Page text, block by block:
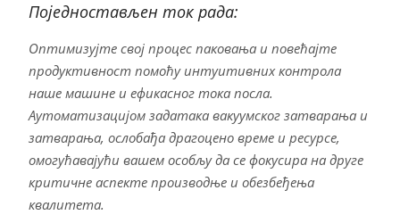
Поједностављен ток рада:
Оптимизујте свој процес паковања и повећајте
продуктивност помоћу интуитивних контрола
наше машине и ефикасног тока посла.
Аутоматизацијом задатака вакуумског затварања и
затварања, ослобађа драгоцено време и ресурсе,
омогућавајући вашем особљу да се фокусира на друге
критичне аспекте производње и обезбеђења
квалитета.